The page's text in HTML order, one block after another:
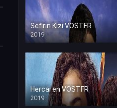
Sefirin Kizi VOSTFR
2019
Hercai en VOSTFR
2019